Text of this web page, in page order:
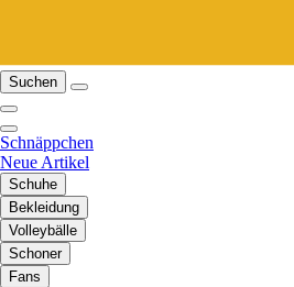
Suchen
Schnäppchen
Neue Artikel
Schuhe
Bekleidung
Volleybälle
Schoner
Fans